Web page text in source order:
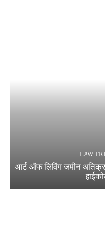
LAW
आर्ट ऑफ लिविंग जमीन